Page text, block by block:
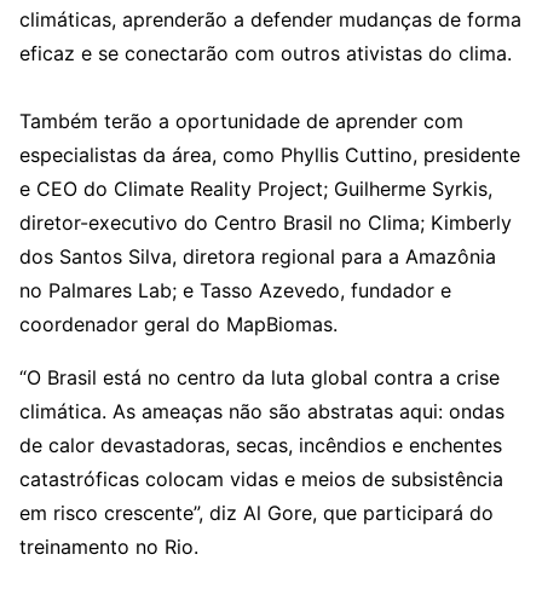
climáticas, aprenderão a defender mudanças de forma
eficaz e se conectarão com outros ativistas do clima.
Também terão a oportunidade de aprender com
especialistas da área, como Phyllis Cuttino, presidente
e CEO do Climate Reality Project; Guilherme Syrkis,
diretor-executivo do Centro Brasil no Clima; Kimberly
dos Santos Silva, diretora regional para a Amazônia
no Palmares Lab; e Tasso Azevedo, fundador e
coordenador geral do MapBiomas.
“O Brasil está no centro da luta global contra a crise
climática. As ameaças não são abstratas aqui: ondas
de calor devastadoras, secas, incêndios e enchentes
catastróficas colocam vidas e meios de subsistência
em risco crescente”, diz Al Gore, que participará do
treinamento no Rio.